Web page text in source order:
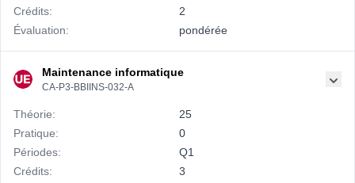
Crédits:
2
Évaluation:
pondérée
Maintenance informatique
CA-P3-BBIINS-032-A
Théorie:
25
Pratique:
0
Périodes:
Q1
Crédits:
3